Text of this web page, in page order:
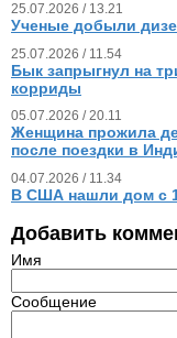
25.07.2026 / 13.21
Ученые добыли
25.07.2026 / 11.54
Бык запрыгнул на
корриды
05.07.2026 / 20.11
Женщина прожила
после поездки в
04.07.2026 / 11.34
В США нашли дом с
Добавить
Имя
Сообщение